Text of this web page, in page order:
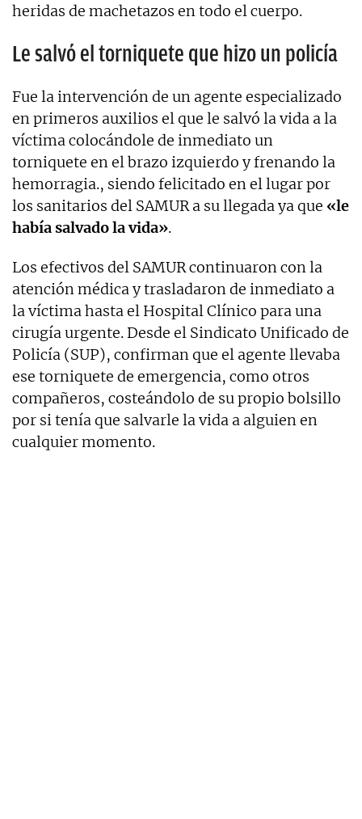
heridas de machetazos en todo el cuerpo.
Le salvó el torniquete que hizo un policía
Fue la intervención de un agente especializado
en primeros auxilios el que le salvó la vida a la
víctima colocándole de inmediato un
torniquete en el brazo izquierdo y frenando la
hemorragia., siendo felicitado en el lugar por
los sanitarios del SAMUR a su llegada ya que «le
había salvado la vida».
Los efectivos del SAMUR continuaron con la
atención médica y trasladaron de inmediato a
la víctima hasta el Hospital Clínico para una
cirugía urgente. Desde el Sindicato Unificado de
Policía (SUP), confirman que el agente llevaba
ese torniquete de emergencia, como otros
compañeros, costeándolo de su propio bolsillo
por si tenía que salvarle la vida a alguien en
cualquier momento.